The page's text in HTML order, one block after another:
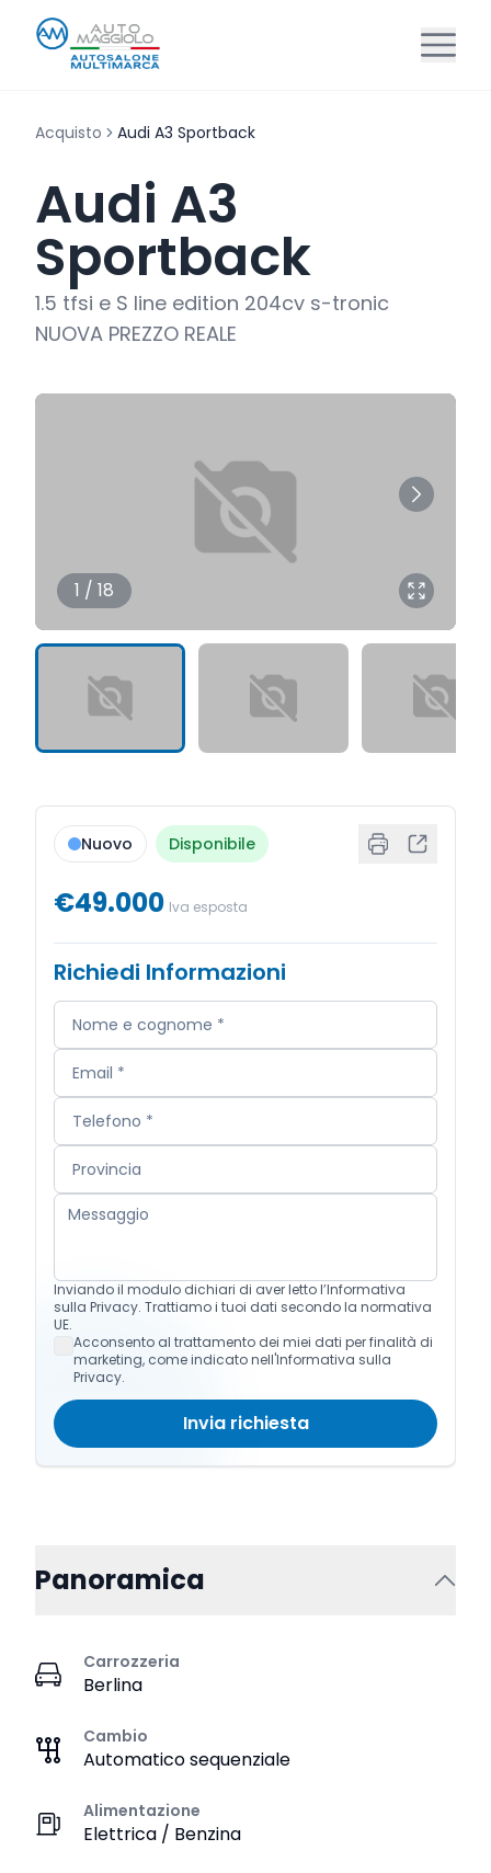
Acquisto Audi A3 Sportback
Audi A3
Sportback
1.5 tfsi e S line edition 204cv s-tronic
NUOVA PREZZO REALE
1 / 18
Nuovo Disponibile
€49.000 Iva esposta
Richiedi Informazioni
Inviando il modulo dichiari di aver letto l’Informativa
sulla Privacy. Trattiamo i tuoi dati secondo la normativa
UE.
Acconsento al trattamento dei miei dati per finalità di
marketing, come indicato nell'Informativa sulla
Privacy.
Invia richiesta
Panoramica
Carrozzeria
Berlina
Cambio
Automatico sequenziale
Alimentazione
Elettrica / Benzina